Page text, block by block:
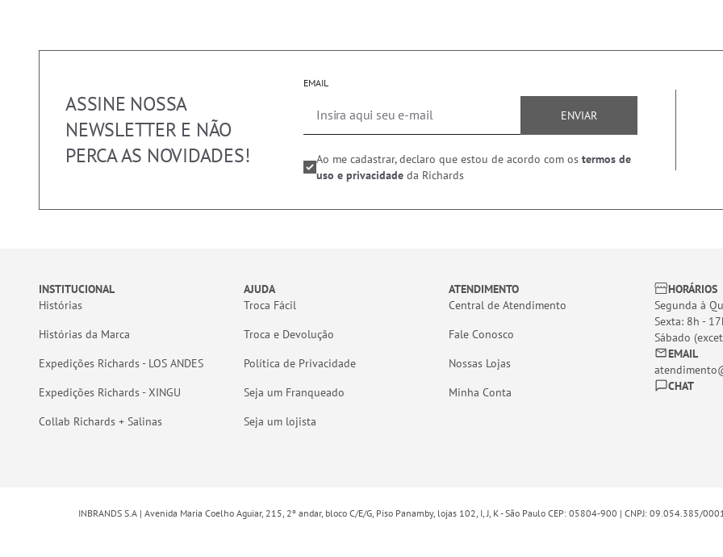
ASSINE NOSSA
NEWSLETTER E NÃO
PERCA AS NOVIDADES!
EMAIL
ENVIAR
Ao me cadastrar, declaro que estou de acordo com os termos de
uso e privacidade da Richards
INSTITUCIONAL
Histórias
Histórias da Marca
Expedições Richards - LOS ANDES
Expedições Richards - XINGU
Collab Richards + Salinas
AJUDA
Troca Fácil
Troca e Devolução
Política de Privacidade
Seja um Franqueado
Seja um lojista
ATENDIMENTO
Central de Atendimento
Fale Conosco
Nossas Lojas
Minha Conta
HORÁRIOS
Segunda à
Sexta: 8h -
Sábado
EMAIL
CHAT
INBRANDS S.A | Avenida Maria Coelho Aguiar, 215, 2º andar, bloco C/E/G, Piso Panamby, lojas 102, I, J, K - São Paulo CEP: 05804-900 | CNPJ: 09.054.385/